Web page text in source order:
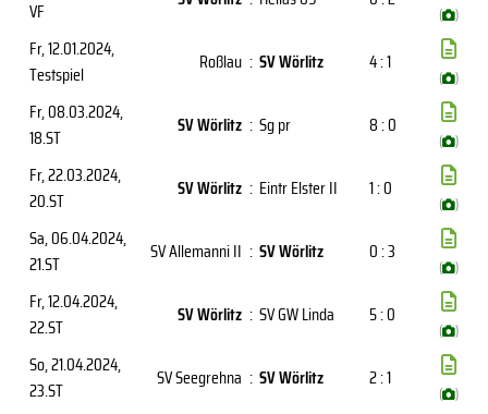
VF
( )
Fr, 12.01.2024,
Testspiel
Roßlau : SV Wörlitz 4 : 1
( )
Fr, 08.03.2024,
18.ST
SV Wörlitz : Sg pr 8 : 0
( )
Fr, 22.03.2024,
20.ST
SV Wörlitz : Eintr Elster II 1 : 0
( )
Sa, 06.04.2024,
21.ST
SV Allemanni II : SV Wörlitz 0 : 3
( )
Fr, 12.04.2024,
22.ST
SV Wörlitz : SV GW Linda 5 : 0
( )
So, 21.04.2024,
23.ST
SV Seegrehna : SV Wörlitz 2 : 1
( )